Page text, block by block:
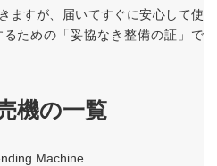
ますが、届いてすぐに安心して使
ための「妥協なき整備の証」で
機の一覧
Machine